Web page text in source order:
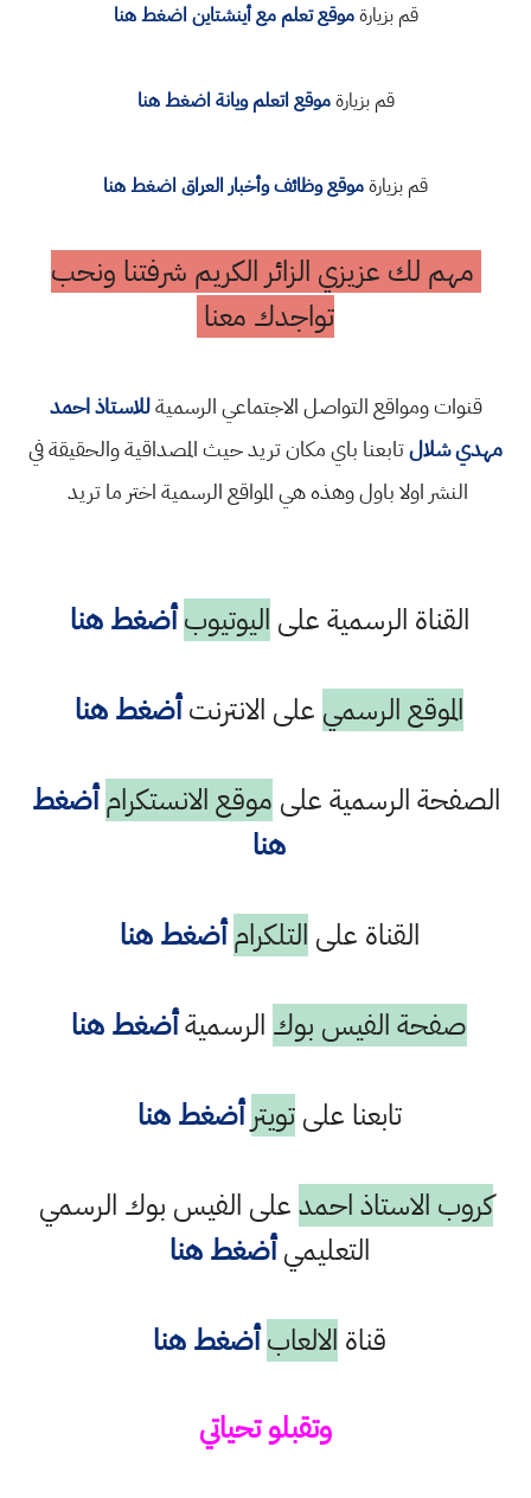
قم بزيارةموقع تعلم مع أينشتاين اضغط هنا
قم بزيارةموقع اتعلم ويانة اضغط هنا
قم بزيارةموقع وظائف وأخبار العراق اضغط هنا
مهم لك عزيزي الزائر الكريم شرفتنا ونحب
تواجدك معنا
قنوات ومواقع التواصل الاجتماعي الرسميةللاستاذ احمد
مهدي شلالتابعنا باي مكان تريد حيث المصداقية والحقيقة في
النشر اولا باول وهذه هي المواقع الرسمية اختر ما تريد
القناة الرسمية على اليوتيوب أضغط هنا
الموقع الرسمي على الانترنتأضغط هنا
الصفحة الرسمية على موقع الانستكرام أضغط
هنا
القناة على التلكرام أضغط هنا
صفحة الفيس بوك الرسميةأضغط هنا
تابعنا علىتويتر أضغط هنا
كروب الاستاذ احمدعلى الفيس بوك الرسمي
التعليميأضغط هنا
قناة الالعاب أضغط هنا
وتقبلو تحياتي